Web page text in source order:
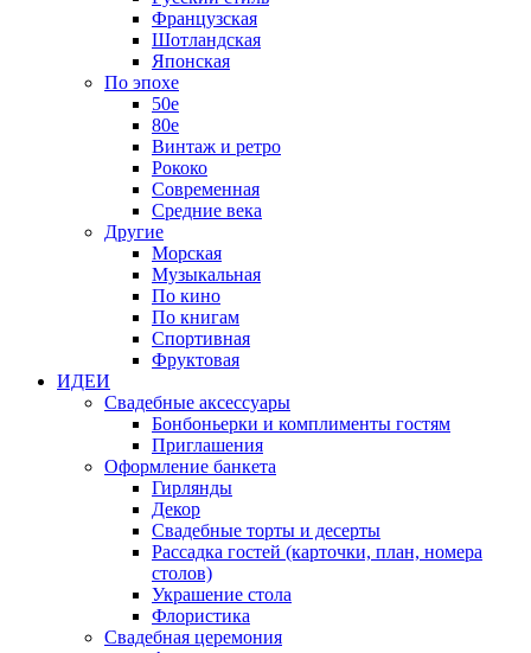
Французская
Шотландская
Японская
По эпохе
50е
80е
Винтаж и ретро
Рококо
Современная
Средние века
Другие
Морская
Музыкальная
По кино
По книгам
Спортивная
Фруктовая
ИДЕИ
Свадебные аксессуары
Бонбоньерки и комплименты гостям
Приглашения
Оформление банкета
Гирлянды
Декор
Свадебные торты и десерты
Рассадка гостей (карточки, план, номера
столов)
Украшение стола
Флористика
Свадебная церемония